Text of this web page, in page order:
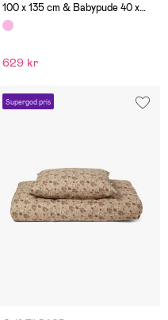
100 x 135 cm & Babypude 40 x
60 cm i Muslin, Pink
629 kr
Supergod pris